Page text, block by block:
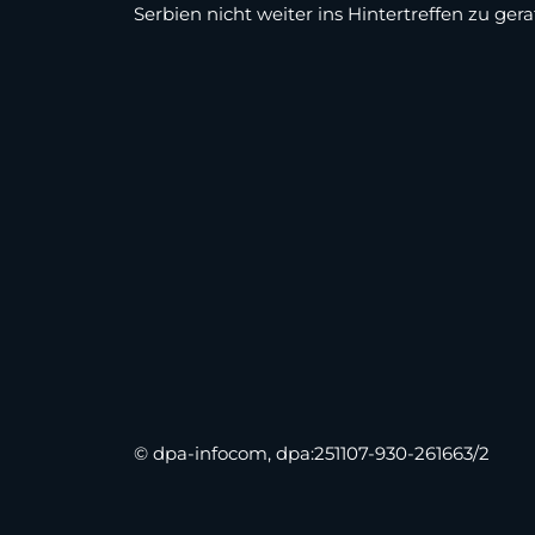
Serbien nicht weiter ins Hintertreffen zu
© dpa-infocom, dpa:251107-930-261663/2